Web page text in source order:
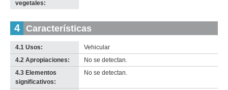
vegetales:
4 Características
4.1 Usos:
Vehicular
4.2 Apropiaciones:
No se detectan.
4.3 Elementos
significativos:
No se detectan.